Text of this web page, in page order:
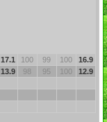
17.1 100 99 100
16.9
13.9 98 95 100 12.9